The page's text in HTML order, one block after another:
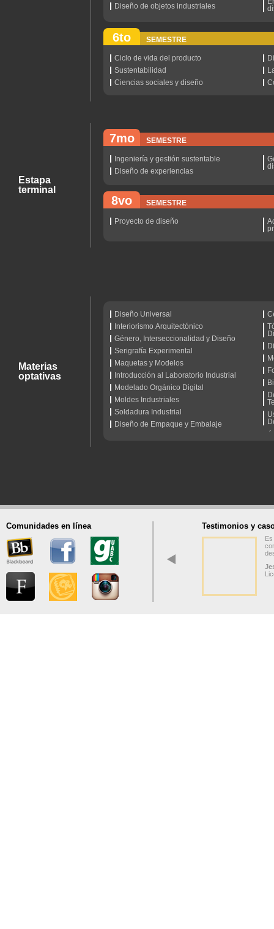
Diseño de objetos industriales
6to SEMESTRE
Ciclo de vida del producto
Sustentabilidad
Ciencias sociales y diseño
Estapa
terminal
7mo SEMESTRE
Ingeniería y gestión sustentable
Diseño de experiencias
8vo SEMESTRE
Proyecto de diseño
Materias
optativas
Diseño Universal
Interiorismo Arquitectónico
Género, Interseccionalidad y Diseño
Serigrafía Experimental
Maquetas y Modelos
Introducción al Laboratorio Industrial
Modelado Orgánico Digital
Moldes Industriales
Soldadura Industrial
Diseño de Empaque y Embalaje
Comunidades en línea Testimonios y
La
mi